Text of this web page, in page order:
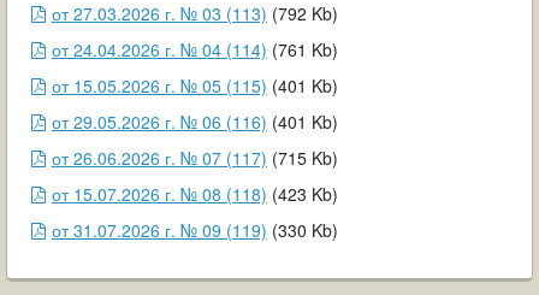
МУНИЦИПАЛЬНЫЕ УСЛУГИ
ОБРАЩЕНИЯ ГРАЖДАН
ГРАДОСТРОИТЕЛЬНАЯ ДЕЯТЕЛЬНОСТЬ
ИНФОРМИРОВАНИЕ НАСЕЛЕНИЯ
ДЕЯТЕЛЬНОСТЬ ПРОКУРАТУРЫ
от 27.03.2026 г. № 03 (113) (792 Kb)
от 24.04.2026 г. № 04 (114) (761 Kb)
от 15.05.2026 г. № 05 (115) (401 Kb)
от 29.05.2026 г. № 06 (116) (401 Kb)
от 26.06.2026 г. № 07 (117) (715 Kb)
от 15.07.2026 г. № 08 (118) (423 Kb)
от 31.07.2026 г. № 09 (119) (330 Kb)